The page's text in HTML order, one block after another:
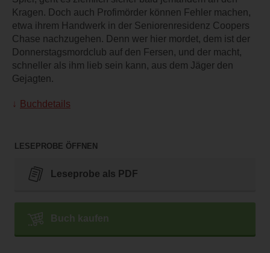
Kragen. Doch auch Profimörder können Fehler machen,
etwa ihrem Handwerk in der Seniorenresidenz Coopers
Chase nachzugehen. Denn wer hier mordet, dem ist der
Donnerstagsmordclub auf den Fersen, und der macht,
schneller als ihm lieb sein kann, aus dem Jäger den
Gejagten.
Buchdetails
LESEPROBE ÖFFNEN
Leseprobe als PDF
Buch kaufen